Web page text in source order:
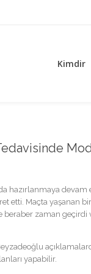
Kimdir
devam
etti. Maçta yaşanan
beraber zaman
yapabilir.